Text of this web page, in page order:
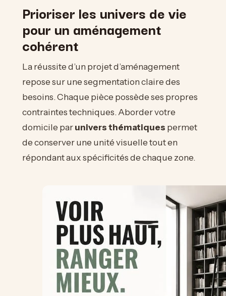
Prioriser les univers de vie
pour un aménagement
cohérent
La réussite d’un projet d’aménagement
repose sur une segmentation claire des
besoins. Chaque pièce possède ses propres
contraintes techniques. Aborder votre
domicile parunivers thématiques permet
de conserver une unité visuelle tout en
répondant aux spécificités de chaque zone.